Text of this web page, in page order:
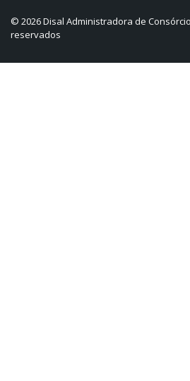
© 2026 Disal Administradora de
reservados